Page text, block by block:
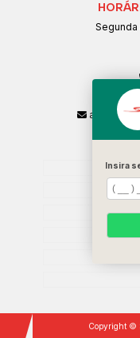
Segunda
Copyright ©
Insira